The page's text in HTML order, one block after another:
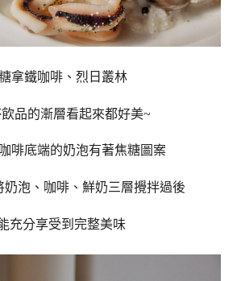
拿鐵咖啡、烈日叢林
品的漸層看起來都好美~
啡底端的奶泡有著焦糖圖案
奶泡、咖啡、鮮奶三層攪拌過後
充分享受到完整美味